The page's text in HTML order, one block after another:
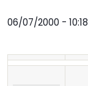
06/07/2000 - 10:18